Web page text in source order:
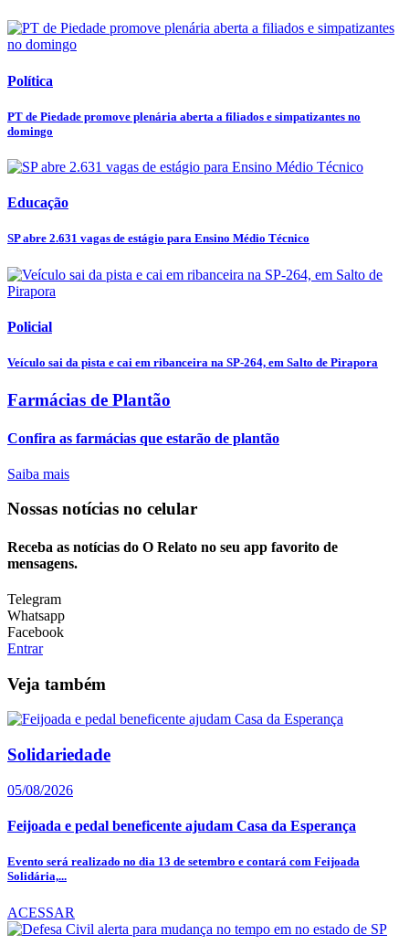
Política
PT de Piedade promove plenária aberta a filiados e simpatizantes no
domingo
Educação
SP abre 2.631 vagas de estágio para Ensino Médio Técnico
Policial
Veículo sai da pista e cai em ribanceira na SP-264, em Salto de Pirapora
Farmácias de Plantão
Confira as farmácias que estarão de plantão
Saiba mais
Nossas notícias no celular
Receba as notícias do O Relato no seu app favorito de
mensagens.
Telegram
Whatsapp
Facebook
Entrar
Veja também
Solidariedade
05/08/2026
Feijoada e pedal beneficente ajudam Casa da Esperança
Evento será realizado no dia 13 de setembro e contará com Feijoada
Solidária,...
ACESSAR